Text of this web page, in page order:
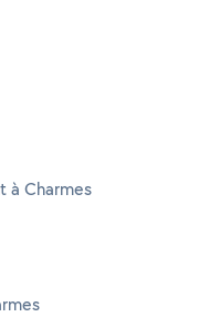
à Charmes